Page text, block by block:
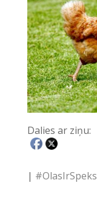
Dalies ar ziņu:
| #OlasIrSpeks